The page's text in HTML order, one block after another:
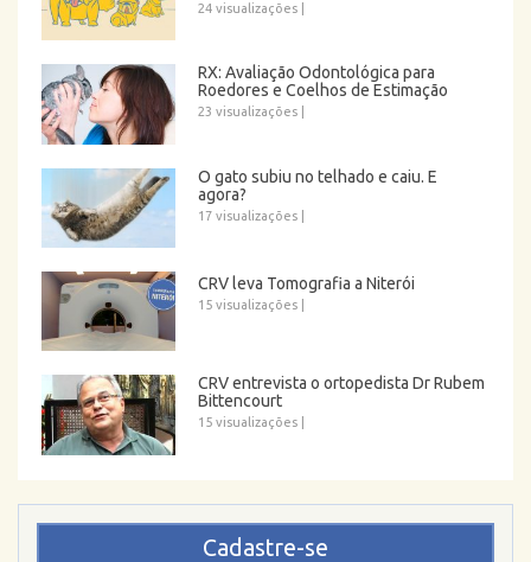
24 visualizações
RX: Avaliação Odontológica para
Roedores e Coelhos de Estimação
23 visualizações
O gato subiu no telhado e caiu. E
agora?
17 visualizações
CRV leva Tomografia a Niterói
15 visualizações
CRV entrevista o ortopedista Dr Rubem
Bittencourt
15 visualizações
Cadastre-se